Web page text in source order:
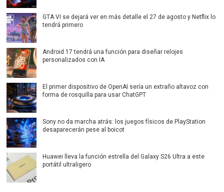
GTA VI se dejará ver en más detalle el 27 de agosto y Netflix lo
tendrá primero
Android 17 tendrá una función para diseñar relojes
personalizados con IA
El primer dispositivo de OpenAI sería un extraño altavoz con
forma de rosquilla para usar ChatGPT
Sony no da marcha atrás: los juegos físicos de PlayStation
desaparecerán pese al boicot
Huawei lleva la función estrella del Galaxy S26 Ultra a este
portátil ultraligero